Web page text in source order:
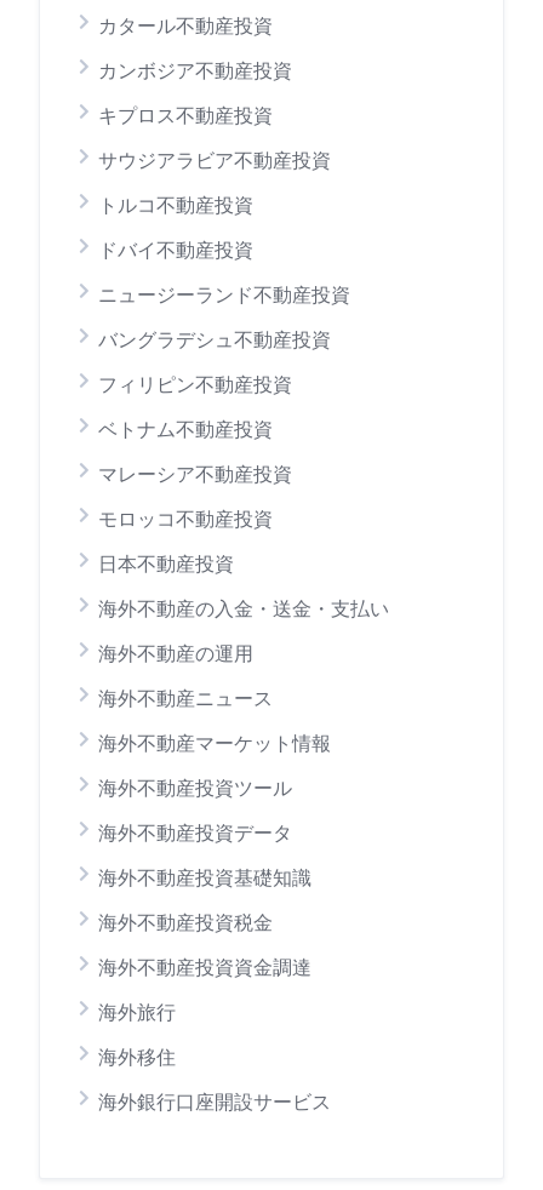
カタール不動産投資
カンボジア不動産投資
キプロス不動産投資
サウジアラビア不動産投資
トルコ不動産投資
ドバイ不動産投資
ニュージーランド不動産投資
バングラデシュ不動産投資
フィリピン不動産投資
ベトナム不動産投資
マレーシア不動産投資
モロッコ不動産投資
日本不動産投資
海外不動産の入金・送金・支払い
海外不動産の運用
海外不動産ニュース
海外不動産マーケット情報
海外不動産投資ツール
海外不動産投資データ
海外不動産投資基礎知識
海外不動産投資税金
海外不動産投資資金調達
海外旅行
海外移住
海外銀行口座開設サービス